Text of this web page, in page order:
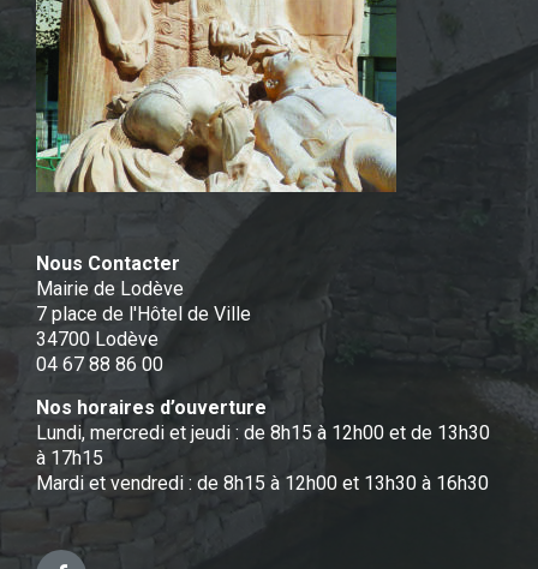
Nous Contacter
Mairie de Lodève
7 place de l'Hôtel de Ville
34700 Lodève
04 67 88 86 00
Nos horaires d’ouverture
Lundi, mercredi et jeudi : de 8h15 à 12h00 et de 13h30
à 17h15
Mardi et vendredi : de 8h15 à 12h00 et 13h30 à 16h30